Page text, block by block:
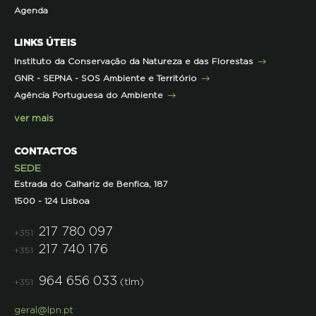
Iniciativas
Pareceres
Parcerias
Projetos
Semana do Jornalismo de Ambiente 2023
Literacia para a Floresta
Projetos
Formação Contínua para Professores
Outras Formações
Agenda
LINKS ÚTEIS
Instituto da Conservação da Natureza e das Florestas
GNR - SEPNA - SOS Ambiente e Território
Agência Portuguesa do Ambiente
ver mais
CONTACTOS
SEDE
Estrada do Calhariz de Benfica, 187
1500 - 124 Lisboa
+351 217 780 097
+351 217 740 176
+351 964 656 033 (tlm)
geral@lpn.pt